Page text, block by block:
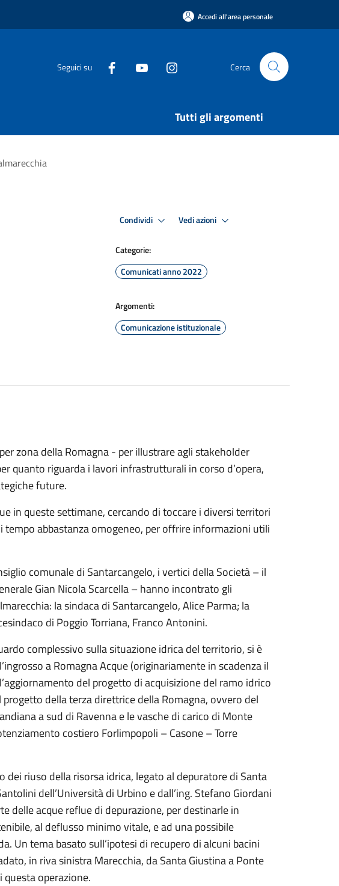
Accedi all'area personale
Seguici su Cerca
Tutti gli argomenti
Condividi Vedi azioni
Categorie:
Comunicati anno 2022
Argomenti:
Comunicazione istituzionale
zona della Romagna - per illustrare agli stakeholder
quanto riguarda i lavori infrastrutturali in corso d’opera,
future.
in queste settimane, cercando di toccare i diversi territori
abbastanza omogeneo, per offrire informazioni utili
comunale di Santarcangelo, i vertici della Società – il
Gian Nicola Scarcella – hanno incontrato gli
la sindaca di Santarcangelo, Alice Parma; la
di Poggio Torriana, Franco Antonini.
complessivo sulla situazione idrica del territorio, si è
a Romagna Acque (originariamente in scadenza il
del progetto di acquisizione del ramo idrico
della terza direttrice della Romagna, ovvero del
a sud di Ravenna e le vasche di carico di Monte
costiero Forlimpopoli – Casone – Torre
riuso della risorsa idrica, legato al depuratore di Santa
dell’Università di Urbino e dall’ing. Stefano Giordani
delle acque reflue di depurazione, per destinarle in
al deflusso minimo vitale, e ad una possibile
Un tema basato sull’ipotesi di recupero di alcuni bacini
in riva sinistra Marecchia, da Santa Giustina a Ponte
questa operazione.